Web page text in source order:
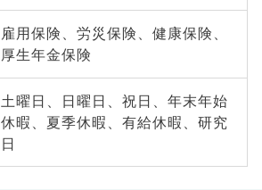
雇用保険、労災保険、健康保険、
厚生年金保険
土曜日、日曜日、祝日、年末年始
休暇、夏季休暇、有給休暇、研究
日